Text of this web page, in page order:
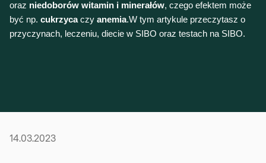
oraz niedoborów witamin i minerałów, czego efektem może
być np. cukrzycaczy anemia.W tym artykule przeczytasz o
przyczynach, leczeniu, diecie w SIBO oraz testach na SIBO.
14.03.2023